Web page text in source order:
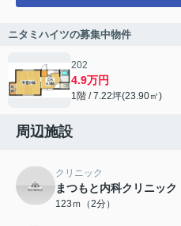
ニタミハイツの募集中物件
202
4.9万円
1階 / 7.22坪(23.90㎡)
周辺施設
クリニック
まつもと内科クリニック
123ｍ（2分）